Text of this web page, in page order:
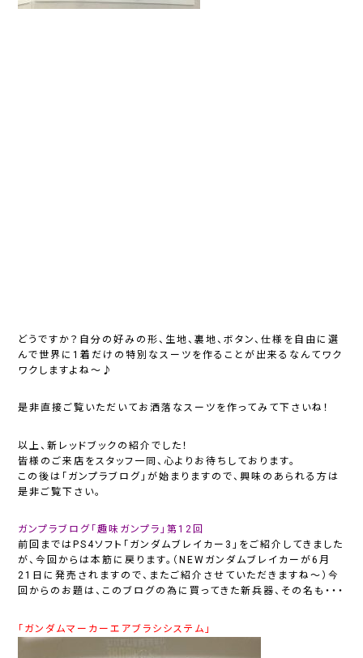
どうですか？自分の好みの形、生地、裏地、ボタン、仕様を自由に選
んで世界に1着だけの特別なスーツを作ることが出来るなんてワク
ワクしますよね～♪
是非直接ご覧いただいてお洒落なスーツを作ってみて下さいね！
以上、新レッドブックの紹介でした！
皆様のご来店をスタッフ一同、心よりお待ちしております。
この後は「ガンプラブログ」が始まりますので、興味のあられる方は
是非ご覧下さい。
ガンプラブログ「趣味ガンプラ」第12回
前回まではPS4ソフト「ガンダムブレイカー3」をご紹介してきました
が、今回からは本筋に戻ります。（NEWガンダムブレイカーが6月
21日に発売されますので、またご紹介させていただきますね～）今
回からのお題は、このブログの為に買ってきた新兵器、その名も・・・
「ガンダムマーカーエアブラシシステム」